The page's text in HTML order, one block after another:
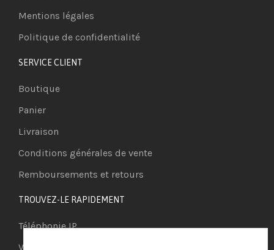
Mentions légales
Politique de confidentialité
SERVICE CLIENT
Boutique
Panier
Livraison
Conditions générales de vente
Remboursements et retours
TROUVEZ-LE RAPIDEMENT
Téléphonie IP
Visioconférence